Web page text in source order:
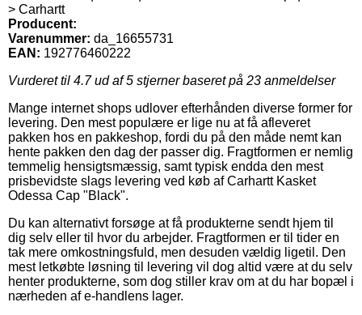
> Carhartt
Producent:
Varenummer: da_16655731
EAN: 192776460222
Vurderet til 4.7ud af 5 stjerner baseret på 23 anmeldelser
Mange internet shops udlover efterhånden diverse former for
levering. Den mest populære er lige nu at få afleveret
pakken hos en pakkeshop, fordi du på den måde nemt kan
hente pakken den dag der passer dig. Fragtformen er nemlig
temmelig hensigtsmæssig, samt typisk endda den mest
prisbevidste slags levering ved køb af Carhartt Kasket
Odessa Cap "Black".
Du kan alternativt forsøge at få produkterne sendt hjem til
dig selv eller til hvor du arbejder. Fragtformen er til tider en
tak mere omkostningsfuld, men desuden vældig ligetil. Den
mest letkøbte løsning til levering vil dog altid være at du selv
henter produkterne, som dog stiller krav om at du har bopæl i
nærheden af e-handlens lager.